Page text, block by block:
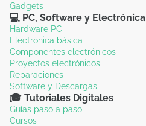
Gadgets
💻 PC, Software y Electrónica
Hardware PC
Electrónica básica
Componentes electrónicos
Proyectos electrónicos
Reparaciones
Software y Descargas
🎓 Tutoriales Digitales
Guías paso a paso
Cursos